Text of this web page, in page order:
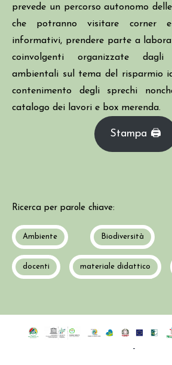
prevede un percorso autonomo
che potranno visitare corner
informativi, prendere parte a
coinvolgenti organizzate
ambientali sul tema del risparmio
contenimento degli sprechi
catalogo dei lavori e box merenda.
Stampa 🖨
Ricerca per parole chiave:
Ambiente Biodiversità
docenti materiale didattico